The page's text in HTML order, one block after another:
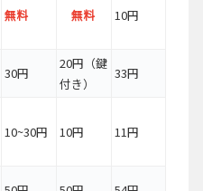
無料 無料 10円
30円
20円（鍵
付き）
33円
10~30円 10円 11円